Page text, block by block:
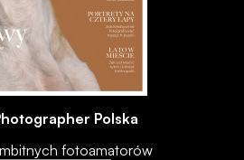
Polska
fotoamatorów